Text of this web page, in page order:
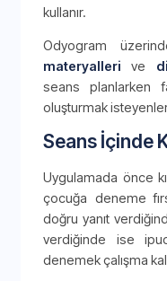
kullanır.
Odyogram
materyalleri ve
seans planlarken
oluşturmak
Seans İçinde
Uygulamada önce
çocuğa deneme
doğru yanıt
verdiğinde ise
denemek çalışma